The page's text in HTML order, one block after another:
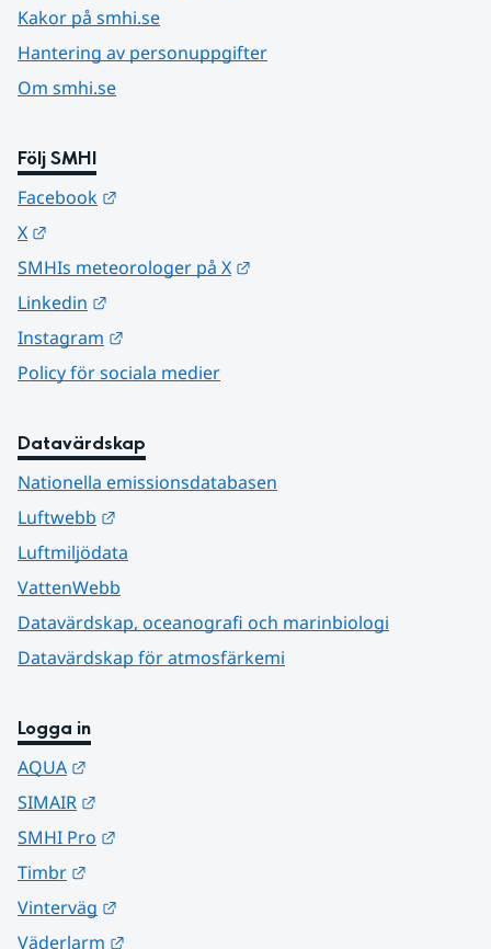
Kakor på smhi.se
Hantering av personuppgifter
Om smhi.se
Följ SMHI
Facebook
X
SMHIs meteorologer på X
Linkedin
Instagram
Policy för sociala medier
Datavärdskap
Nationella emissionsdatabasen
Luftwebb
Luftmiljödata
VattenWebb
Datavärdskap, oceanografi och marinbiologi
Datavärdskap för atmosfärkemi
Logga in
AQUA
SIMAIR
SMHI Pro
Timbr
Vinterväg
Väderlarm